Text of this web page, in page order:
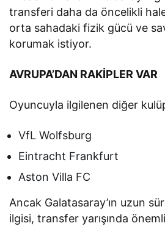
transferi daha da öncelikli
orta sahadaki fizik gücü ve
korumak istiyor.
AVRUPA’DAN RAKİPLER VAR
Oyuncuyla ilgilenen diğer
VfL Wolfsburg
Eintracht Frankfurt
Aston Villa FC
Ancak Galatasaray’ın uzun
ilgisi, transfer yarışında